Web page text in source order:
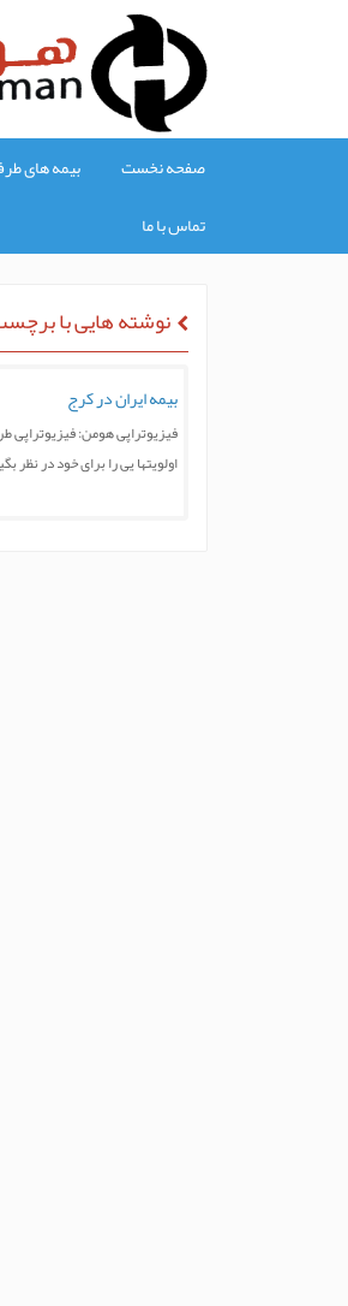
صفحه نخست بیمه های
تماس با ما
نوشته هایی با
بیمه ایران در کرج
فیزیوتراپی هومن: فیزیوتراپی
اولویتها یی را برای خود در